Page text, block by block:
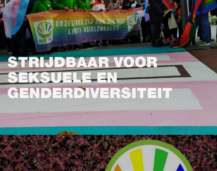
STRIJDBAAR VOOR
SEKSUELE EN
GENDERDIVERSITEIT
Agenda
Naar GroenLinks.nl
MIJN GROENLINKS